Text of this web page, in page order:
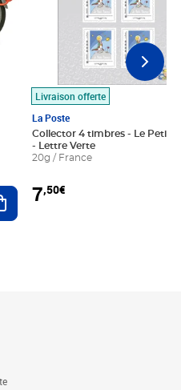
Ajouter au panier
Livraison offerte
La Poste
Collector 4 timbres - Le Petit
- Lettre Verte
20g / France
7,50€